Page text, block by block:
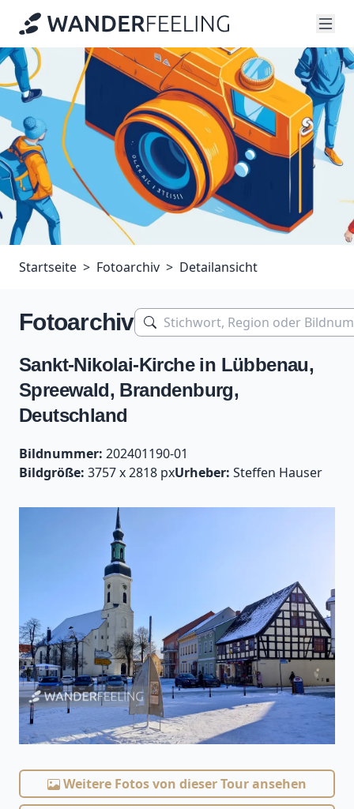
Startseite Fotoarchiv Detailansicht
Fotoarchiv
Sankt-Nikolai-Kirche in Lübbenau,
Spreewald, Brandenburg,
Deutschland
Bildnummer: 202401190-01
Bildgröße: 3757 x 2818 pxUrheber: Steffen Hauser
Weitere Fotos von dieser Tour ansehen